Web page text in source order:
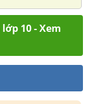
10 - Xem